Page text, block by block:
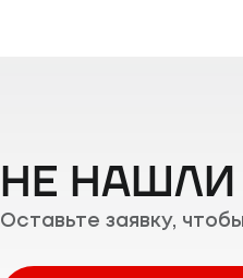
НЕ НАШЛИ
Оставьте заявку,